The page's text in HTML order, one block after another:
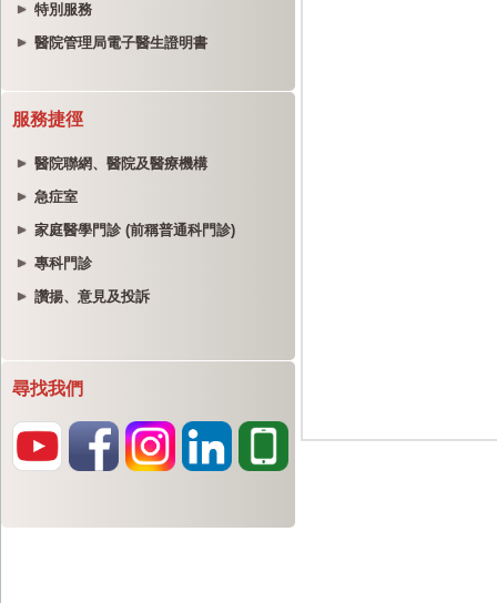
特別服務
醫院管理局電子醫生證明書
服務捷徑
醫院聯網、醫院及醫療機構
急症室
家庭醫學門診 (前稱普通科門診)
專科門診
讚揚、意見及投訴
尋找我們